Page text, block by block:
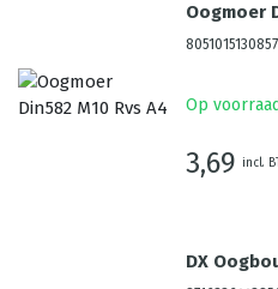
Oogmoer
8051015130857
Op voorraad
3,69 incl.
DX